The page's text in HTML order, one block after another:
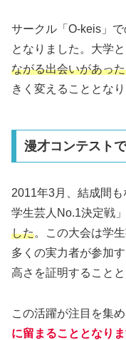
サークル「O-keis」
となりました。大学と
ながる出会いがあっ
きく変えることとなり
漫才コンテスト
2011年3月、結成間
学生芸人No.1決定戦」
した。この大会は学
多くの実力者が参加
高さを証明することと
この活躍が注目を集め
に留まることとなり